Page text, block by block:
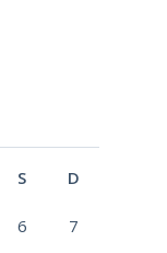
S D
6 7